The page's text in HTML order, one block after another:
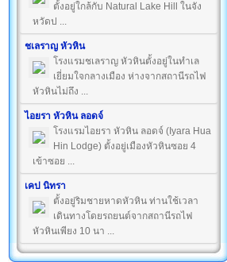
ตั้งอยู่ใกล้กับ Natural Lake Hill ในจัง
หวัดป ...
ชเลราญ หัวหิน
โรงแรมชเลราญ หัวหินตั้งอยู่ในทำเล
เยี่ยมใจกลางเมือง ห่างจากสถานีรถไฟ
หัวหินไม่ถึง ...
ไอยรา หัวหิน ลอดจ์
โรงแรมไอยรา หัวหิน ลอดจ์ (Iyara Hua
Hin Lodge) ตั้งอยู่เมืองหัวหินซอย 4
เข้าซอย ...
เคป นิทรา
ตั้งอยู่ริมชายหาดหัวหิน ท่านใช้เวลา
เดินทางโดยรถยนต์จากสถานีรถไฟ
หัวหินเพียง 10 นา ...